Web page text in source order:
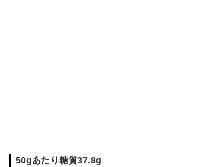
50gあたり糖質37.8g